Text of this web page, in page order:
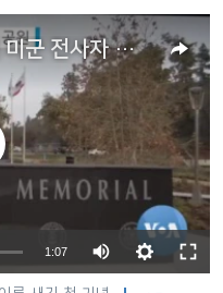
[뉴스 풍경] 한국전쟁 참전 미군 전사자 이름 새긴 첫 기념비
available
1:07